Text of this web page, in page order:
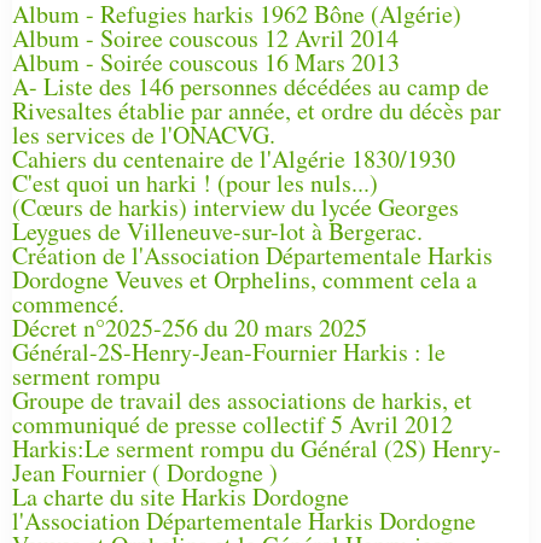
Album - Refugies harkis 1962 Bône (Algérie)
Album - Soiree couscous 12 Avril 2014
Album - Soirée couscous 16 Mars 2013
A- Liste des 146 personnes décédées au camp de
Rivesaltes établie par année, et ordre du décès par
les services de l'ONACVG.
Cahiers du centenaire de l'Algérie 1830/1930
C'est quoi un harki ! (pour les nuls...)
(Cœurs de harkis) interview du lycée Georges
Leygues de Villeneuve-sur-lot à Bergerac.
Création de l'Association Départementale Harkis
Dordogne Veuves et Orphelins, comment cela a
commencé.
Décret n°2025-256 du 20 mars 2025
Général-2S-Henry-Jean-Fournier Harkis : le
serment rompu
Groupe de travail des associations de harkis, et
communiqué de presse collectif 5 Avril 2012
Harkis:Le serment rompu du Général (2S) Henry-
Jean Fournier ( Dordogne )
La charte du site Harkis Dordogne
l'Association Départementale Harkis Dordogne